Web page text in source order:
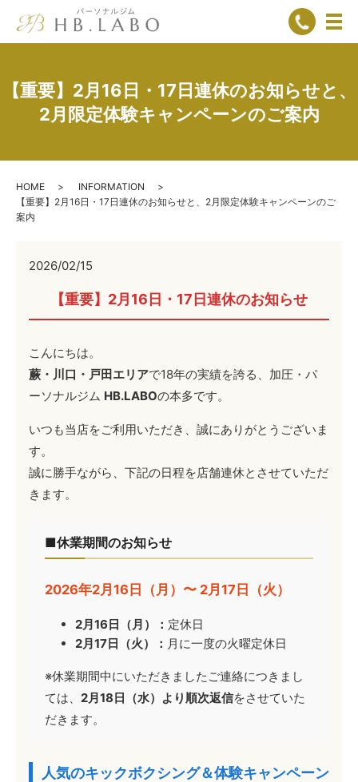
【重要】2月16日・17日連休のお知らせと、
2月限定体験キャンペーンのご案内
HOME
INFORMATION
【重要】2月16日・17日連休のお知らせと、2月限定体験キャンペーンのご
案内
2026/02/15
【重要】2月16日・17日連休のお知らせ
こんにちは。
蕨・川口・戸田エリアで18年の実績を誇る、加圧・パ
ーソナルジム HB.LABOの本多です。
いつも当店をご利用いただき、誠にありがとうございま
す。
誠に勝手ながら、下記の日程を店舗連休とさせていただ
きます。
■休業期間のお知らせ
2026年2月16日（月）〜 2月17日（火）
2月16日（月）： 定休日
2月17日（火）： 月に一度の火曜定休日
※休業期間中にいただきましたご連絡につきまし
ては、 2月18日（水）より順次返信をさせていた
だきます。
人気のキックボクシング＆体験キャンペーン